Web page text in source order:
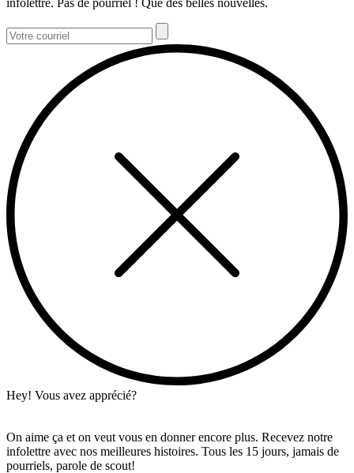
Hey! Vous avez apprécié?
On aime ça et on veut vous en donner encore plus. Recevez notre
infolettre avec nos meilleures histoires. Tous les 15 jours, jamais de
pourriels, parole de scout!